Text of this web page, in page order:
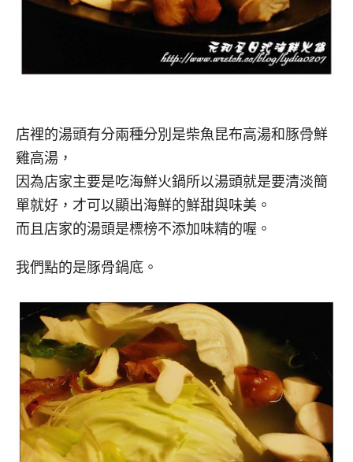
店裡的湯頭有分兩種分別是柴魚昆布高湯和豚骨鮮
雞高湯，
因為店家主要是吃海鮮火鍋所以湯頭就是要清淡簡
單就好，才可以顯出海鮮的鮮甜與味美。
而且店家的湯頭是標榜不添加味精的喔。
我們點的是豚骨鍋底。